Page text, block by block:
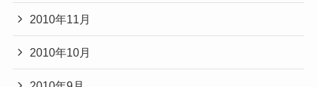
2010年11月
2010年10月